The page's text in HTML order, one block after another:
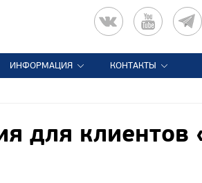
ИНФОРМАЦИЯ КОНТАКТЫ
для